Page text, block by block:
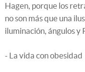
Hagen, porque los
no son más que una
iluminación, ángulos y
- La vida con obesidad